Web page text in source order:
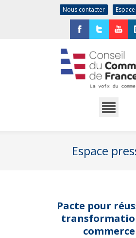
Nous contacter
Espace
Pacte pour
commerce